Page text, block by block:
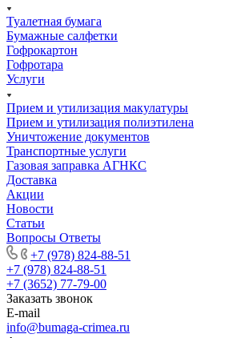
Туалетная бумага
Бумажные салфетки
Гофрокартон
Гофротара
Услуги
Прием и утилизация макулатуры
Прием и утилизация полиэтилена
Уничтожение документов
Транспортные услуги
Газовая заправка АГНКС
Доставка
Акции
Новости
Статьи
Вопросы Ответы
+7 (978) 824-88-51
+7 (978) 824-88-51
+7 (3652) 77-79-00
Заказать звонок
E-mail
info@bumaga-crimea.ru